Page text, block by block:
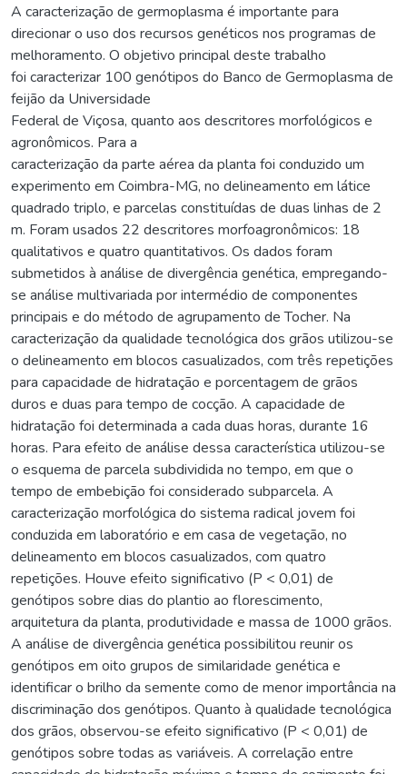
A caracterização de germoplasma é importante para
direcionar o uso dos recursos genéticos nos programas de
melhoramento. O objetivo principal deste trabalho
foi caracterizar 100 genótipos do Banco de Germoplasma de
feijão da Universidade
Federal de Viçosa, quanto aos descritores morfológicos e
agronômicos. Para a
caracterização da parte aérea da planta foi conduzido um
experimento em Coimbra-MG, no delineamento em látice
quadrado triplo, e parcelas constituídas de duas linhas de 2
m. Foram usados 22 descritores morfoagronômicos: 18
qualitativos e quatro quantitativos. Os dados foram
submetidos à análise de divergência genética, empregando-
se análise multivariada por intermédio de componentes
principais e do método de agrupamento de Tocher. Na
caracterização da qualidade tecnológica dos grãos utilizou-se
o delineamento em blocos casualizados, com três repetições
para capacidade de hidratação e porcentagem de grãos
duros e duas para tempo de cocção. A capacidade de
hidratação foi determinada a cada duas horas, durante 16
horas. Para efeito de análise dessa característica utilizou-se
o esquema de parcela subdividida no tempo, em que o
tempo de embebição foi considerado subparcela. A
caracterização morfológica do sistema radical jovem foi
conduzida em laboratório e em casa de vegetação, no
delineamento em blocos casualizados, com quatro
repetições. Houve efeito significativo (P < 0,01) de
genótipos sobre dias do plantio ao florescimento,
arquitetura da planta, produtividade e massa de 1000 grãos.
A análise de divergência genética possibilitou reunir os
genótipos em oito grupos de similaridade genética e
identificar o brilho da semente como de menor importância na
discriminação dos genótipos. Quanto à qualidade tecnológica
dos grãos, observou-se efeito significativo (P < 0,01) de
genótipos sobre todas as variáveis. A correlação entre